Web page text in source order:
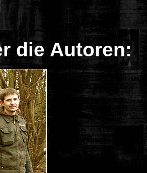
die Autoren: